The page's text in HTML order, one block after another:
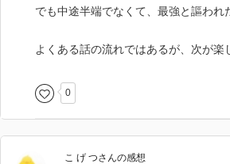
でも中途半端でなくて、最強と謳われ
よくある話の流れではあるが、次が楽
0
こ げ つさんの感想